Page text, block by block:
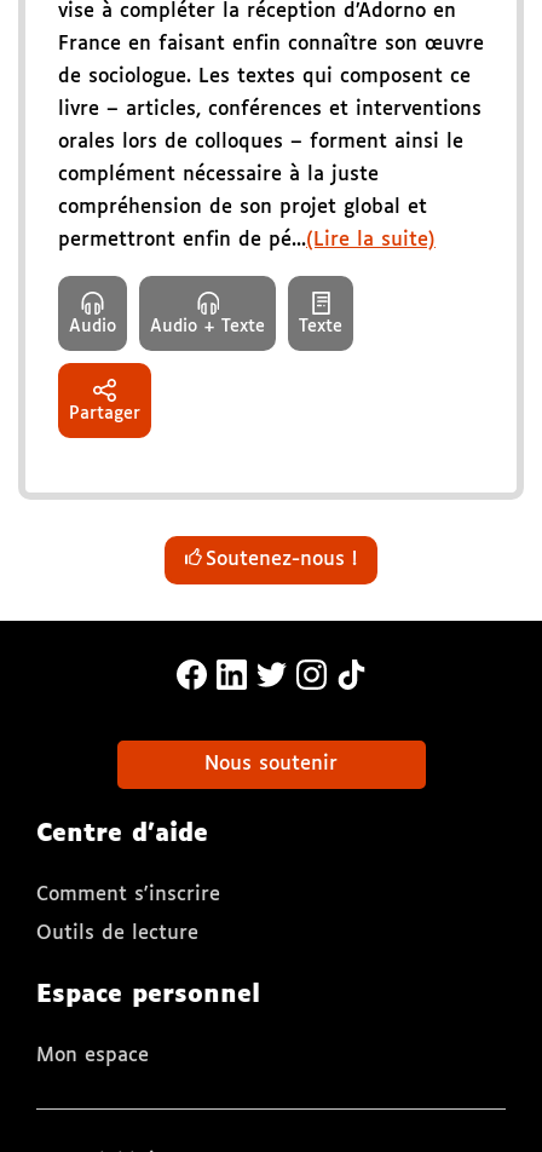
vise à compléter la réception d’Adorno en
France en faisant enfin connaître son œuvre
de sociologue. Les textes qui composent ce
livre – articles, conférences et interventions
orales lors de colloques – forment ainsi le
complément nécessaire à la juste
compréhension de son projet global et
permettront enfin de pé...(Lire la suite)
Audio Audio + Texte Texte
Partager
Soutenez-nous !
MonaLira Sur Facebook (nouvelle
MonaLira Sur Linkedin
MonaLira Sur Twitter
MonaLira Sur
Nous soutenir
Centre d'aide
Comment s'inscrire
Outils de lecture
Espace personnel
Mon espace